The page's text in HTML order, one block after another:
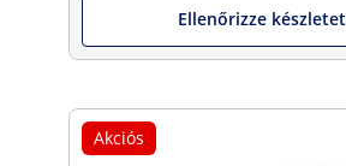
Ellenőrizze készletet
Akciós